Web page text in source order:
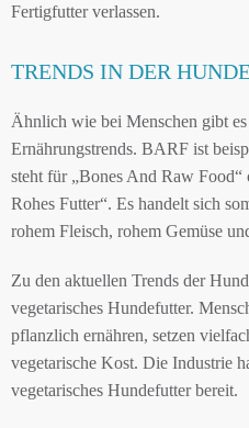
Fertigfutter verlassen.
TRENDS IN DER
Ähnlich wie bei Menschen gibt
Ernährungstrends. BARF ist
steht für „Bones And Raw
Rohes Futter“. Es handelt sich
rohem Fleisch, rohem Gemüse
Zu den aktuellen Trends der
vegetarisches Hundefutter.
pflanzlich ernähren, setzen
vegetarische Kost. Die Industrie
vegetarisches Hundefutter bereit.